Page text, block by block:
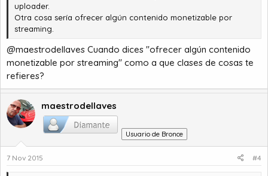
uploader.
Otra cosa sería ofrecer algún contenido monetizable por
streaming.
@maestrodellaves Cuando dices "ofrecer algún contenido
monetizable por streaming" como a que clases de cosas te
refieres?
maestrodellaves
Usuario de Bronce
7 Nov 2015 #4